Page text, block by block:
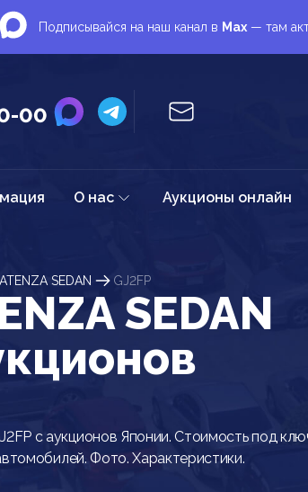
Подписывайся на наш канал в Max — там
00
О нас Аукционы онлайн
ATENZA SEDAN GJ2FP
SEDAN
с аукционов Японии. Стоимость под
Фото. Характеристики.